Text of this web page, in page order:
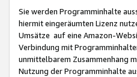
Sie werden Programminhalte
hiermit eingeräumten Lizenz
Umsätze auf eine Amazon-
Verbindung mit
unmittelbarem Zusammenhang
Nutzung der Programminhalte